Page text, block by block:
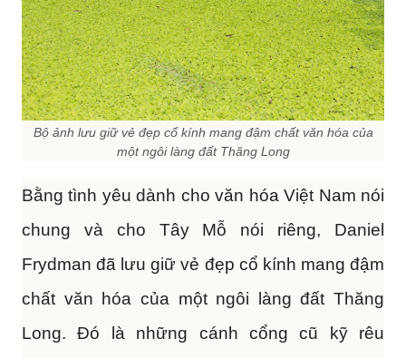
Bộ ảnh lưu giữ vẻ đẹp cổ kính mang đậm chất văn hóa của
một ngôi làng đất Thăng Long
Bằng tình yêu dành cho văn hóa Việt Nam nói
chung và cho Tây Mỗ nói riêng, Daniel
Frydman đã lưu giữ vẻ đẹp cổ kính mang đậm
chất văn hóa của một ngôi làng đất Thăng
Long. Đó là những cánh cổng cũ kỹ rêu